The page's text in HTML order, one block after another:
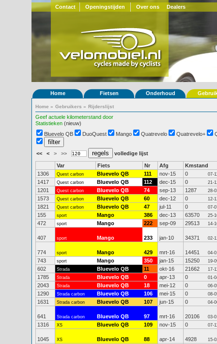
Contact Openingstijden Over ons Dealers
Home Fietsen Onderhoud
Home » Gebruikers » Rijderslijst
Geef actuele kilometerstand door
Statistieken (nieuw)
Bluevelo QB
DuoQuest Mango Quatrevelo Quatrevelo+
<< < > >> volledige lijst
Var Fiets Nr Afg
Kmstand
1306
Quest carbon Bluevelo QB 111 nov-15 0 07-
1417 Quest carbon Bluevelo QB 112 dec-15 0 21-
1201 Quest carbon Bluevelo QB 74 sep-13 1287 28-
1573 Quest carbon Bluevelo QB 60 dec-12 0 12-
1821 Quest carbon Bluevelo QB 47 jul-11 0 07-
155 sport Mango 386 dec-13 63570 25-
472 sport Mango 222 sep-09 29513 14-
407 sport Mango 233 jan-10 34371 02-
774 sport Mango 429 mrt-16 14451 04-
743 sport Mango 350 jan-15 15250 19-
602 Strada Bluevelo QB 11 okt-16 21662 17-
1785 Strada Bluevelo QB 0 apr-13 0 01-
2043 Strada Bluevelo QB 18 mei-12 0 06-
1290 Strada carbon Bluevelo QB 106 mei-15 0 08-
1631 Strada carbon Bluevelo QB 107 jun-15 0 04-
641 Strada carbon Bluevelo QB 97 mrt-16 20106 03-
1316 XS Bluevelo QB 109 nov-15 0 07-
1045 XS Bluevelo QB 88 apr-14 4928 15-